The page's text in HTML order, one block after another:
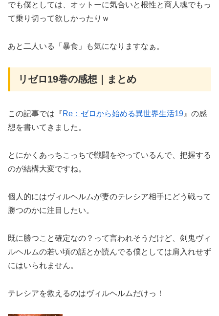
でも僕としては、オットーに気合いと根性と商人魂でもっ
て乗り切って欲しかったりｗ
あと二人いる「暴食」も気になりますなぁ。
リゼロ19巻の感想｜まとめ
この記事では『Re：ゼロから始める異世界生活19 』の感
想を書いてきました。
とにかくあっちこっちで戦闘をやっているんで、把握する
のが結構大変ですね。
個人的にはヴィルヘルムが妻のテレシア相手にどう戦って
勝つのかに注目したい。
既に勝つこと確定なの？って言われそうだけど、剣鬼ヴィ
ルヘルムの若い頃の話とか読んでる僕としては肩入れせず
にはいられません。
テレシアを救えるのはヴィルヘルムだけっ！